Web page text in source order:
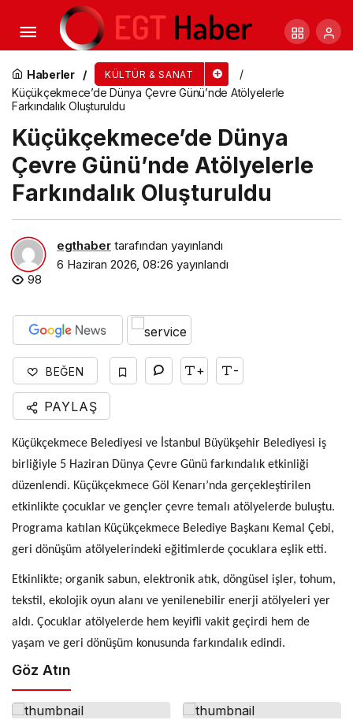
Haberler KÜLTÜR & SANAT
Küçükçekmece’de Dünya Çevre Günü’nde Atölyelerle
Farkındalık Oluşturuldu
Küçükçekmece’de Dünya
Çevre Günü’nde Atölyelerle
Farkındalık Oluşturuldu
egthaber tarafından yayınlandı
6 Haziran 2026, 08:26 yayınlandı
98
BEĞEN + -
PAYLAŞ
Küçükçekmece Belediyesi ve İstanbul Büyükşehir Belediyesi iş
birliğiyle 5 Haziran Dünya Çevre Günü farkındalık etkinliği
düzenlendi. Küçükçekmece Göl Kenarı’nda gerçekleştirilen
etkinlikte çocuklar ve gençler çevre temalı atölyelerde buluştu.
Programa katılan Küçükçekmece Belediye Başkanı Kemal Çebi,
geri dönüşüm atölyelerindeki eğitimlerde çocuklara eşlik etti.
Etkinlikte; organik sabun, elektronik atık, döngüsel işler, tohum,
tekstil, ekolojik oyun alanı ve yenilenebilir enerji atölyeleri yer
aldı. Çocuklar atölyelerde hem keyifli vakit geçirdi hem de
yaşam ve geri dönüşüm konusunda farkındalık edindi.
Göz Atın
Çankaya’da Dünya Çevre Günü “Dünya Bize
Emanet” Temasıyla Kutlandı